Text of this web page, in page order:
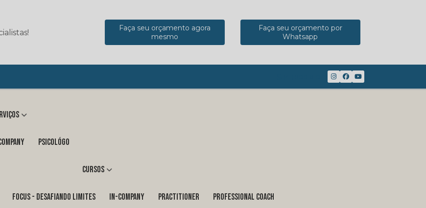
Faça seu orçamento agora
mesmo
Faça seu orçamento por
Whatsapp
Psicológo
Cursos
FOCUS - DESAFIANDO LIMITES In-Company PRACTITIONER PROFESSIONAL COACH